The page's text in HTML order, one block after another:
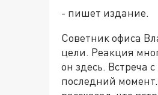
- пишет издание.
Советник офиса
цели. Реакция
он здесь. Встреча
последний